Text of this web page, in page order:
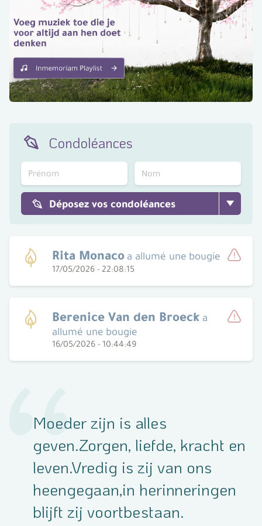
Condoléances
Déposez vos condoléances
Rita Monaco a allumé une bougie
17/05/2026 - 22:08:15
Berenice Van den Broeck a
allumé une bougie
16/05/2026 - 10:44:49
Moeder zijn is alles
geven.Zorgen, liefde, kracht en
leven.Vredig is zij van ons
heengegaan,in herinneringen
blijft zij voortbestaan.​